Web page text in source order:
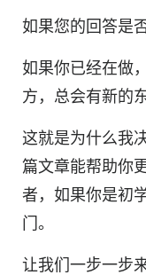
如果您的回答是
如果你已经在做
方，总会有新的
这就是为什么我
篇文章能帮助你
者，如果你是初
门。
让我们一步一步